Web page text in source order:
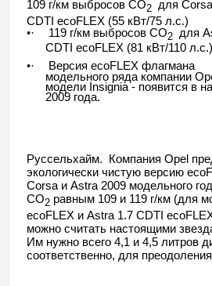
109 г/км выбросов CO2 для Corsa
CDTI ecoFLEX (55 кВт/75 л.с.)
•· 119 г/км выбросов CO2 для
CDTI ecoFLEX (81 кВт/110 л.с.)
•· Версия ecoFLEX флагмана
модельного ряда компании
модели Insignia- появится в
2009 года.
Руссельхайм. Компания Opel
экологически чистую версию
Corsa и Astra 2009 модельного
CO2 равным 109 и 119 г/км (для
ecoFLEX и Astra 1.7 CDTI
можно считать настоящими
Им нужно всего 4,1 и 4,5 литров
соответственно, для